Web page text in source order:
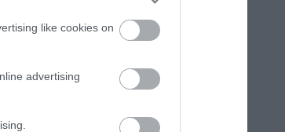
like cookies on
advertising